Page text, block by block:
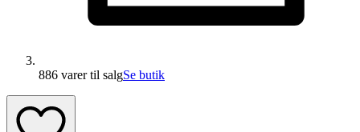
886 varertil salgSe butik